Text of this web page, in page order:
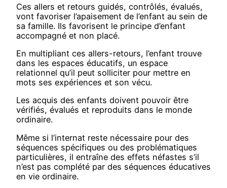
Ces allers et retours guidés, contrôlés, évalués,
vont favoriser l’apaisement de l’enfant au sein de
sa famille. Ils favorisent le principe d’enfant
accompagné et non placé.
En multipliant ces allers-retours, l’enfant trouve
dans les espaces éducatifs, un espace
relationnel qu’il peut solliciter pour mettre en
mots ses expériences et son vécu.
Les acquis des enfants doivent pouvoir être
vérifiés, évalués et reproduits dans le monde
ordinaire.
Même si l’internat reste nécessaire pour des
séquences spécifiques ou des problématiques
particulières, il entraîne des effets néfastes s’il
n’est pas complété par des séquences éducatives
en vie ordinaire.